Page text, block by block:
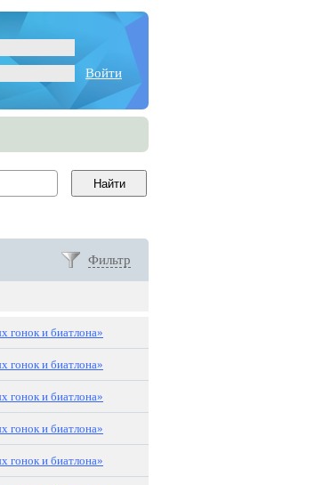
Войти
Фильтр
гонок и биатлона»
гонок и биатлона»
гонок и биатлона»
гонок и биатлона»
гонок и биатлона»